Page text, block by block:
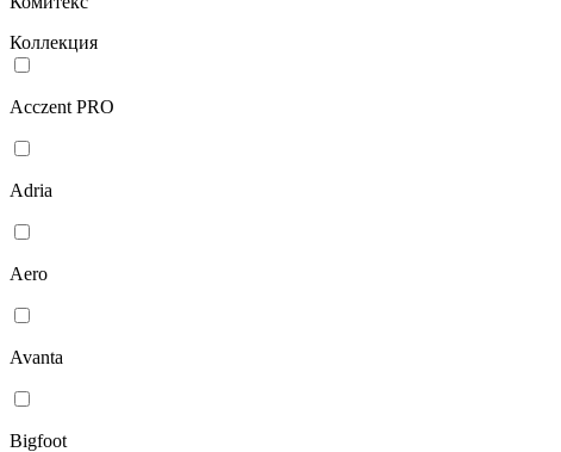
Коллекция
Acczent PRO
Adria
Aero
Avanta
Bigfoot